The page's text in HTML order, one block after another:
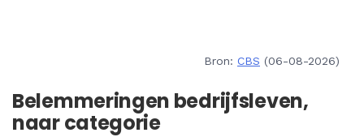
Bron: CBS (06-08-2026)
Belemmeringen bedrijfsleven,
naar categorie